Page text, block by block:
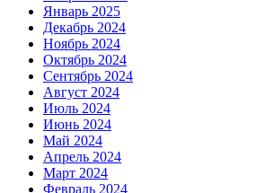
Январь 2025
Декабрь 2024
Ноябрь 2024
Октябрь 2024
Сентябрь 2024
Август 2024
Июль 2024
Июнь 2024
Май 2024
Апрель 2024
Март 2024
Февраль 2024